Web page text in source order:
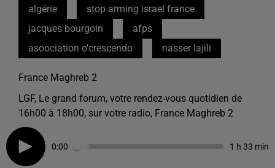
algérie
stop arming israel france
jacques bourgoin
afps
asoociation o'crescendo
nasser lajili
France Maghreb 2
LGF, Le grand forum, votre rendez-vous quotidien de
16h00 à 18h00, sur votre radio, France Maghreb 2
0:00 1 h 33 min